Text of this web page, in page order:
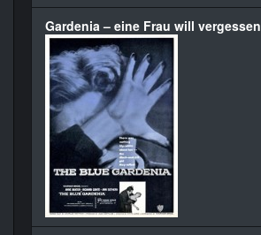
Gardenia – eine Frau will vergessen